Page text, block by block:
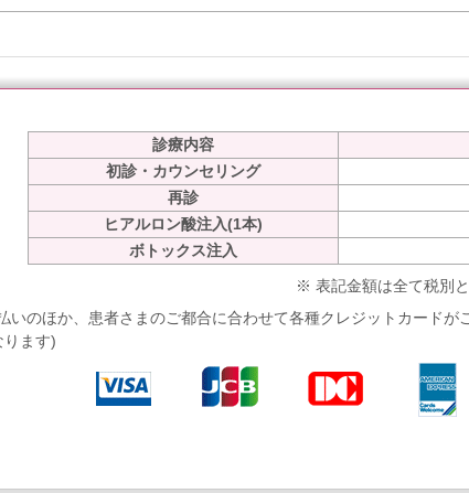
診療内容
初診・カウンセリング
再診
ヒアルロン酸注入(1本)
ボトックス注入
※ 表記金額は全て税別
いのほか、患者さまのご都合に合わせて各種クレジットカードが
ります)